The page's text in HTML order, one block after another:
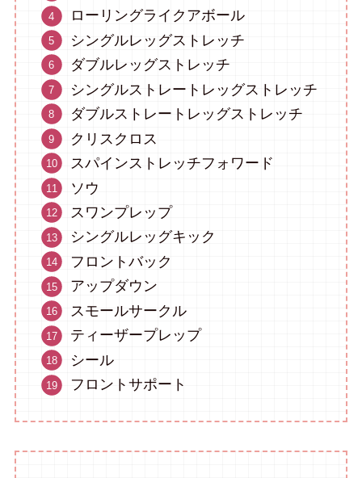
ローリングライクアボール
シングルレッグストレッチ
ダブルレッグストレッチ
シングルストレートレッグストレッチ
ダブルストレートレッグストレッチ
クリスクロス
スパインストレッチフォワード
ソウ
スワンプレップ
シングルレッグキック
フロントバック
アップダウン
スモールサークル
ティーザープレップ
シール
フロントサポート